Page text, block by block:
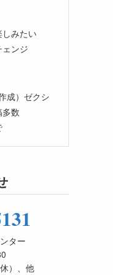
しみたい
ンジ
成）ゼクシ
数
ター
）、他